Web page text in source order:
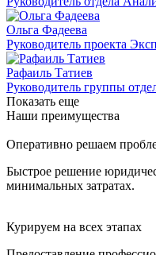
Ольга Фадеева
Руководитель проекта
Рафаиль Татиев
Руководитель группы
Показать еще
Наши преимущества
Оперативно решаем
Быстрое решение
минимальных затратах.
Курируем на всех этапах